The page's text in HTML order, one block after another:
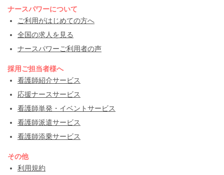
ナースパワーについて
ご利用がはじめての方へ
全国の求人を見る
ナースパワーご利用者の声
採用ご担当者様へ
看護師紹介サービス
応援ナースサービス
看護師単発・イベントサービス
看護師派遣サービス
看護師添乗サービス
その他
利用規約